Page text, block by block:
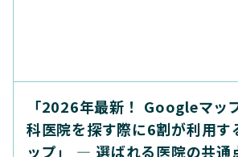
「2026年最新！ Googleマッ
科医院を探す際に6割が利用
ップ」 ― 選ばれる医院の共通